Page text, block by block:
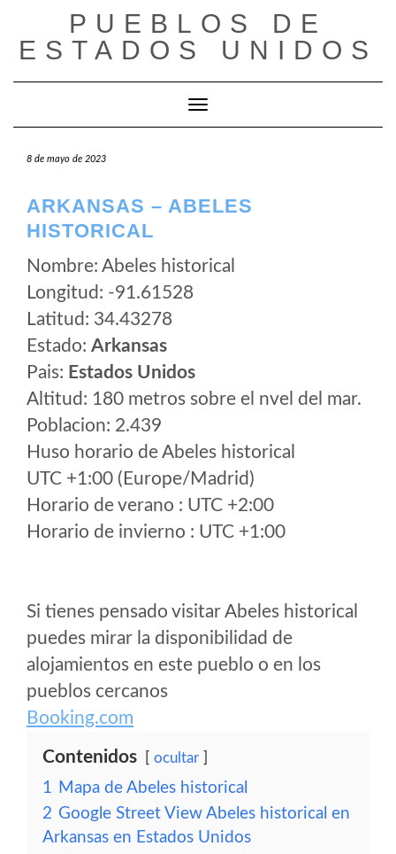
contenido
PUEBLOS DE
ESTADOS UNIDOS
Cambiar modo de navegación
8 de mayo de 2023
ARKANSAS – ABELES
HISTORICAL
Nombre: Abeles historical
Longitud: -91.61528
Latitud: 34.43278
Estado: Arkansas
Pais: Estados Unidos
Altitud: 180 metros sobre el nvel del mar.
Poblacion: 2.439
Huso horario de Abeles historical
UTC +1:00 (Europe/Madrid)
Horario de verano : UTC +2:00
Horario de invierno : UTC +1:00
Si tienes pensado visitar Abeles historical
puedes mirar la disponibilidad de
alojamientos en este pueblo o en los
pueblos cercanos
Booking.com
Contenidos ocultar
1 Mapa de Abeles historical
2 Google Street View Abeles historical en
Arkansas en Estados Unidos